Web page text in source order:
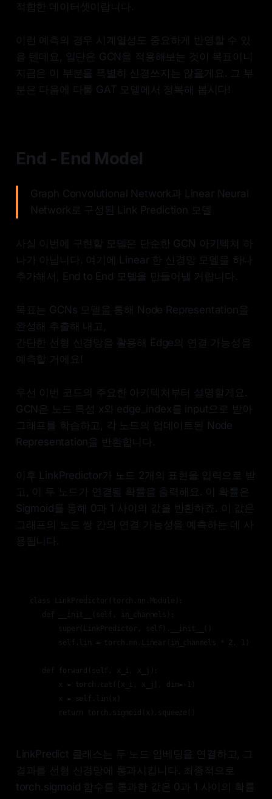
적합한 데이터셋이랍니다.
이런 예측의 경우 시계열성도 중요하게 반영할 수 있
을 텐데요, 일단은 GCN을 적용해보는 것이 목표이니
지금은 이 부분을 특별히 신경쓰지는 않을게요. 그 부
분은 다음에 다룰 GAT 모델에서 정복해 봅시다!
End - End Model
Graph Convolutional Network과 Linear Neural
Network로 구성된 Link Prediction 모델
사실 이번에 구현할 모델은 단순한 GCN 아키텍쳐 하
나가 아닙니다. 여기에 Linear 한 신경망 모델을 하나
추가해서, End to End 모델을 만들어낼 거랍니다.
목표는 GCNs 모델을 통해 Node Representation을
완성해 추출해 내고,
간단한 선형 신경망을 활용해 Edge의 연결 가능성을
예측할 거에요!
우선 이번 코드의 주요한 아키텍처부터 설명할게요.
GCN은 노드 특성 x와 edge_index를 input으로 받아
그래프를 학습하고, 각 노드의 업데이트된 Node
Representation을 반환합니다.
이후 LinkPredictor가 노드 2개의 표현을 입력으로 받
고, 이 두 노드가 연결될 확률을 출력해요. 이 확률은
Sigmoid를 통해 0과 1 사이의 값을 반환하죠. 이 값은
그래프의 노드 쌍 간의 연결 가능성을 예측하는 데 사
용됩니다.
class LinkPredictor(torch.nn.Module):
    def __init__(self, in_channels):
        super(LinkPredictor, self).__init__()
        self.lin = torch.nn.Linear(in_channels * 2, 1)
    def forward(self, x_i, x_j):
        x = torch.cat([x_i, x_j], dim=-1)
        x = self.lin(x)
        return torch.sigmoid(x).squeeze()
LinkPredict 클래스는 두 노드 임베딩을 연결하고, 그
결과를 선형 신경망에 통과시킵니다. 최종적으로
torch.sigmoid 함수를 통과한 값은 0과 1 사이의 확률